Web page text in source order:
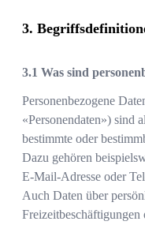
Was sind
Personenbezogene
«Personendaten») sind
bestimmte oder
Dazu gehören
E-Mail-Adresse oder
Auch Daten über